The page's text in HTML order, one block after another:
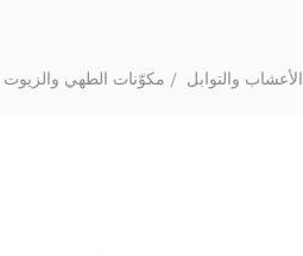
مكوّنات الطهي والزيوت الأعشاب والتوابل